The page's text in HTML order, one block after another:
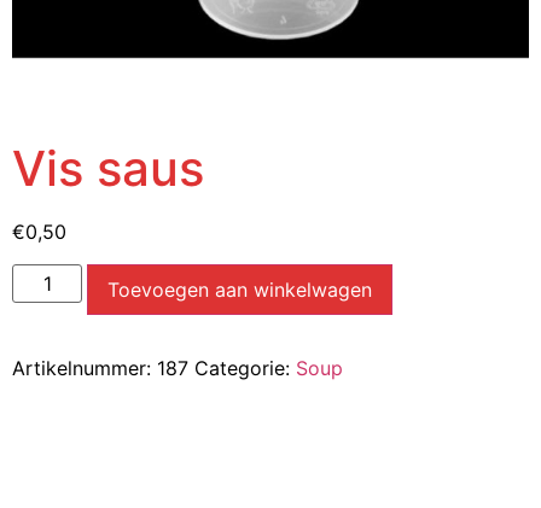
Vis saus
€0,50
Toevoegen aan winkelwagen
Artikelnummer: 187 Categorie: Soup